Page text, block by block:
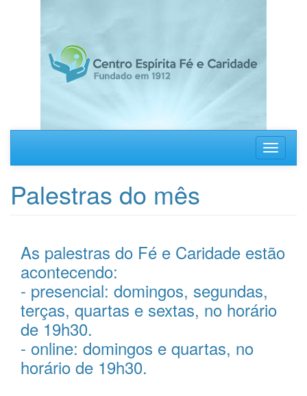
Toggle
Palestras do mês
As palestras do Fé e Caridade estão
acontecendo:
- presencial: domingos, segundas,
terças, quartas e sextas, no horário
de 19h30.
- online: domingos e quartas, no
horário de 19h30.